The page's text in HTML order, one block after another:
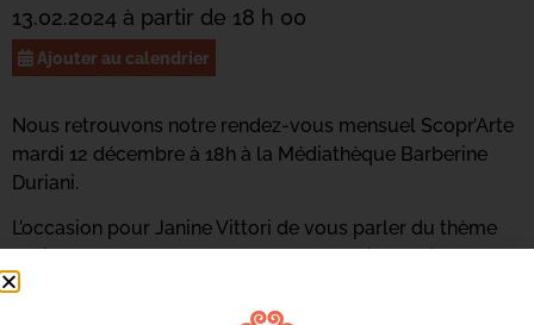
13.02.2024 à partir de 18 h 00
Ajouter au calendrier
Nous retrouvons notre rendez-vous mensuel Scopr’Arte
mardi 12 décembre à 18h à la Médiathèque Barberine
Duriani.
L’occasion pour Janine Vittori de vous parler du thème